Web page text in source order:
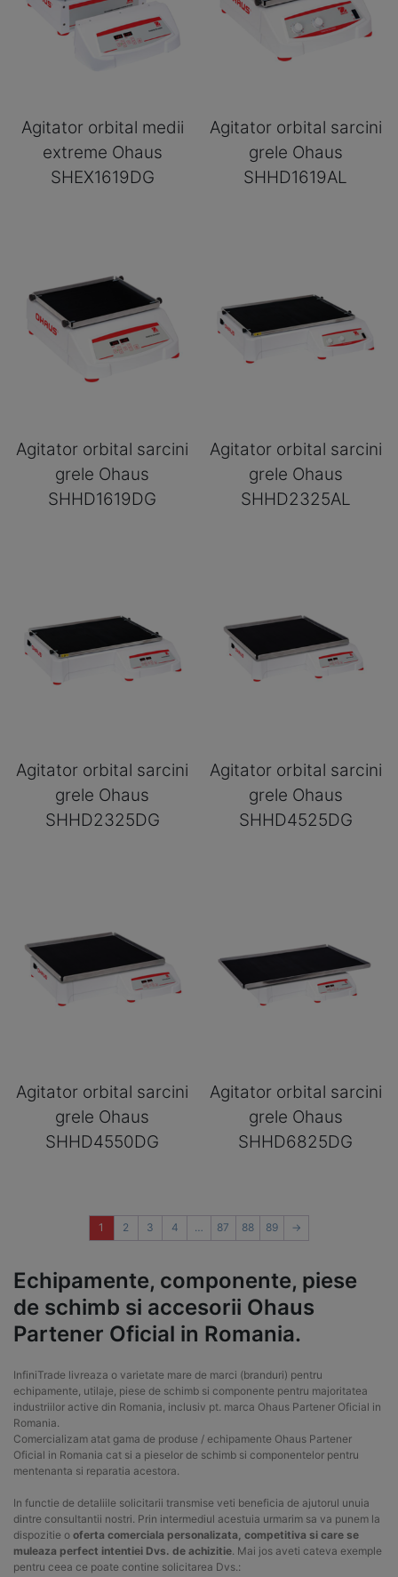
Agitator orbital medii
extreme Ohaus
SHEX1619DG
Agitator orbital sarcini
grele Ohaus
SHHD1619AL
Agitator orbital sarcini
grele Ohaus
SHHD1619DG
Agitator orbital sarcini
grele Ohaus
SHHD2325AL
Agitator orbital sarcini
grele Ohaus
SHHD2325DG
Agitator orbital sarcini
grele Ohaus
SHHD4525DG
Agitator orbital sarcini
grele Ohaus
SHHD4550DG
Agitator orbital sarcini
grele Ohaus
SHHD6825DG
1 2 3 4 … 87 88 89 →
Echipamente, componente, piese
de schimb si accesorii Ohaus
Partener Oficial in Romania.
InfiniTrade livreaza o varietate mare de marci (branduri) pentru
echipamente, utilaje, piese de schimb si componente pentru majoritatea
industriilor active din Romania, inclusiv pt. marca Ohaus Partener Oficial in
Romania.
Comercializam atat gama de produse / echipamente Ohaus Partener
Oficial in Romania cat si a pieselor de schimb si componentelor pentru
mentenanta si reparatia acestora.
In functie de detaliile solicitarii transmise veti beneficia de ajutorul unuia
dintre consultantii nostri. Prin intermediul acestuia urmarim sa va punem la
dispozitie o oferta comerciala personalizata, competitiva si care se
muleaza perfect intentiei Dvs. de achizitie . Mai jos aveti cateva exemple
pentru ceea ce poate contine solicitarea Dvs.: